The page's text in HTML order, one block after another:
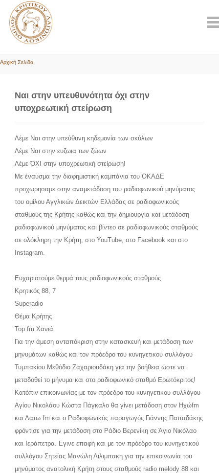
Αρχική Σελίδα
Ναι στην υπευθυνότητα όχι στην
υποχρεωτική στείρωση
Λέμε Ναι στην υπεύθυνη κηδεμονία των σκύλων
Λέμε Ναι στην ευζωια των ζώων
Λέμε ΌΧΙ στην υποχρεωτική στείρωση!
Με έναυσμα την διαφημιστική καμπάνια του ΟΚΑΔΕ
προχωρησαμε στην αναμετάδοση του ραδιοφωνικού μηνύματος
του ομίλου Αγγλικών Δεικτών Ελλάδας σε ραδιοφωνικούς
σταθμούς της Κρήτης καθώς και την δημιουργία και μετάδοση
ραδιοφωνικού μηνύματος και βίντεο σε ραδιοφωνικούς σταθμούς
σε ολόκληρη την Κρήτη, στο YouTube, στο Facebook και στο
Instagram.
Ευχαριστούμε θερμά τους ραδιοφωνικούς σταθμούς
Κρητικός 88, 7
Superadio
Θέμα Κρήτης
Top fm Χανιά
Για την άμεση ανταπόκριση στην κατασκευή και μετάδοση των
μηνυμάτων καθώς και τον πρόεδρο του κυνηγετικού συλλόγου
Τυμπακίου Μεθόδιο Ζαχαριουδάκη για την βοήθεια ώστε να
μεταδοθεί το μήνυμα και στο ραδιοφωνικό σταθμό Ερωτόκριτος!
Κατόπιν επικοινωνίας με τον πρόεδρο του κυνηγετικου συλλόγου
Αγίου Νικολάου Κώστα Πάγκαλο θα γίνει μετάδοση στον Ηχώfm
και Λατω fm και ο Ραδιοφωνικός παραγωγός Γιάννης Παπαδάκης
φρόντισε για την μετάδοση στο Ράδιο Βερενίκη σε Άγιο Νικόλαο
και Ιεράπετρα. Εγινε επαφή και με τον πρόεδρο του κυνηγετικού
συλλόγου Σητείας Μανώλη Λιλιμπακη για την επικοινωνία του
μηνύματος ανατολική Κρήτη στους σταθμούς radio melody 88 και